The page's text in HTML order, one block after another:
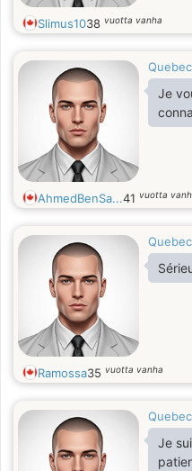
Slimus1038 vuotta vanha
Quebec
Je
AhmedBenSa...41 vuotta
Quebec
Ramossa35 vuotta vanha
Quebec
Je